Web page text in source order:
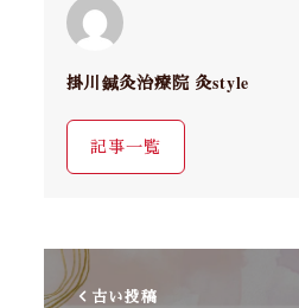
掛川鍼灸治療院 灸style
記事一覧
古い投稿